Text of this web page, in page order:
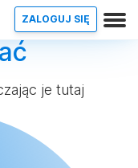
ZALOGUJ SIĘ
je tutaj